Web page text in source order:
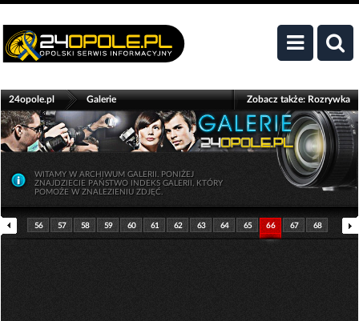
24opole.pl Galerie Zobacz także:Rozrywka
WITAMY W ARCHIWUM GALERII. PONIŻEJ
ZNAJDZIECIE PAŃSTWO INDEKS GALERII, KTÓRY
POMOŻE W ZNALEZIENIU ZDJĘĆ.
56 57 58 59 60 61 62 63 64 65 66 67 68